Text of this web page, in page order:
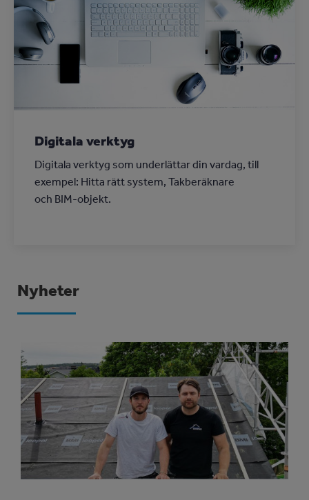
Digitala verktyg
Digitala verktyg som underlättar din vardag, till
exempel: Hitta rätt system, Takberäknare
och BIM-objekt.
Nyheter